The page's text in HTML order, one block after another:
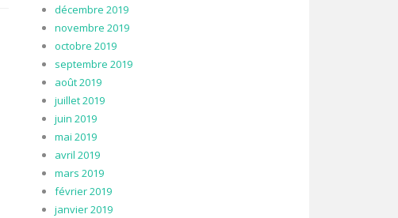
décembre 2019
novembre 2019
octobre 2019
septembre 2019
août 2019
juillet 2019
juin 2019
mai 2019
avril 2019
mars 2019
février 2019
janvier 2019